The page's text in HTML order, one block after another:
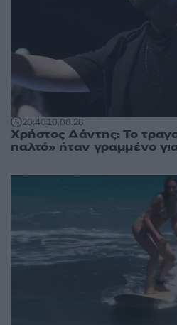
20:4010.08.26
Χρήστος Δάντης: Το
παλτό» ήταν γραμμένο